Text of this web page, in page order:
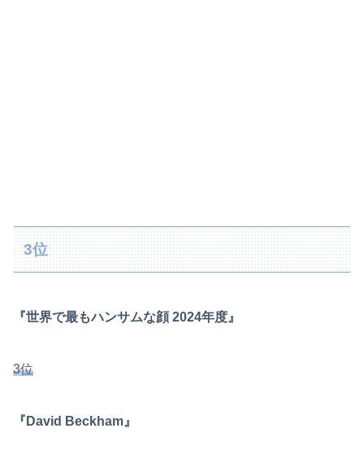
3位
『世界で最もハンサムな顔 2024年度』
3位
『David Beckham』